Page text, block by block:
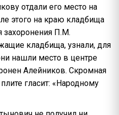
отдали его место на
этого на краю кладбища
П.М.
кладбища, узнали, для
нашли место в центре
Алейников. Скромная
гласит: «Народному